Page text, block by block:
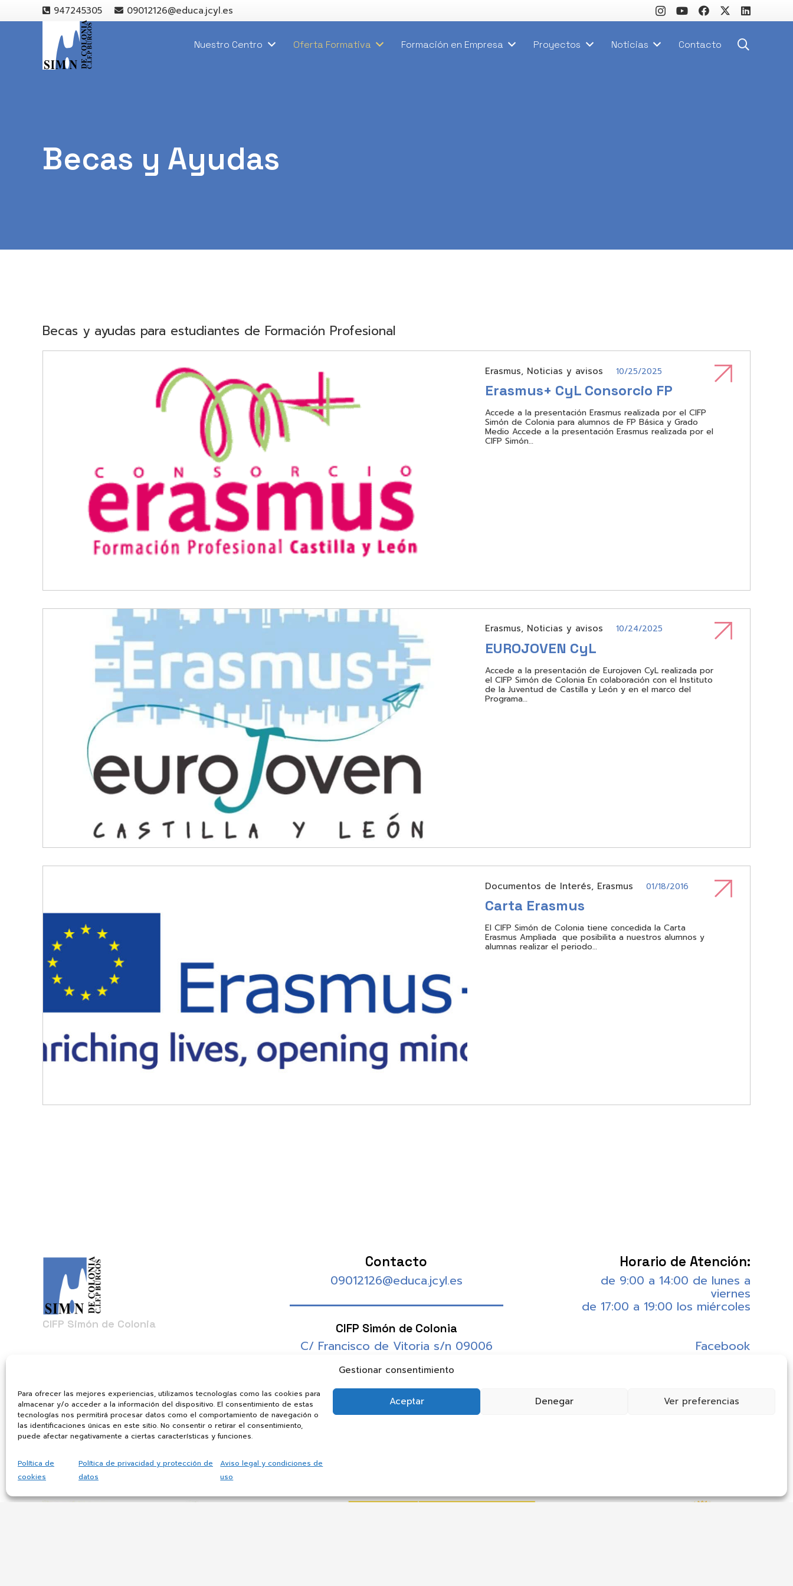
Gestionar consentimiento
Para ofrecer las mejores experiencias, utilizamos tecnologías como las cookies para
almacenar y/o acceder a la información del dispositivo. El consentimiento de estas
tecnologías nos permitirá procesar datos como el comportamiento de navegación o
las identificaciones únicas en este sitio. No consentir o retirar el consentimiento,
puede afectar negativamente a ciertas características y funciones.
Aceptar Denegar Ver preferencias
Política de
cookies
Política de privacidad y protección de
datos
Aviso legal y condiciones de
uso
947245305 09012126@educa.jcyl.es
Nuestro Centro Oferta Formativa Formación en Empresa Proyectos Noticias Contacto
Becas y Ayudas
Becas y ayudas para estudiantes de Formación Profesional
Erasmus, Noticias y avisos 10/25/2025
Erasmus+ CyL Consorcio FP
Accede a la presentación Erasmus realizada por el CIFP
Simón de Colonia para alumnos de FP Básica y Grado
Medio Accede a la presentación Erasmus realizada por el
CIFP Simón…
Erasmus, Noticias y avisos 10/24/2025
EUROJOVEN CyL
Accede a la presentación de Eurojoven CyL realizada por
el CIFP Simón de Colonia En colaboración con el Instituto
de la Juventud de Castilla y León y en el marco del
Programa…
Documentos de Interés, Erasmus 01/18/2016
Carta Erasmus
El CIFP Simón de Colonia tiene concedida la Carta
Erasmus Ampliada que posibilita a nuestros alumnos y
alumnas realizar el periodo…
CIFP Simón de Colonia
Actividades
Noticias
Contacto
09012126@educa.jcyl.es
CIFP Simón de Colonia
C/ Francisco de Vitoria s/n 09006
Tel 947 24 53 05
Fax 947 24 53 06
Horario de Atención:
de 9:00 a 14:00 de lunes a
viernes
de 17:00 a 19:00 los miércoles
Facebook